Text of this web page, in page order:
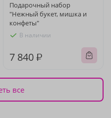
Подарочный набор
"Нежный букет, мишка и
конфеты"
В наличии
7 840 ₽
все